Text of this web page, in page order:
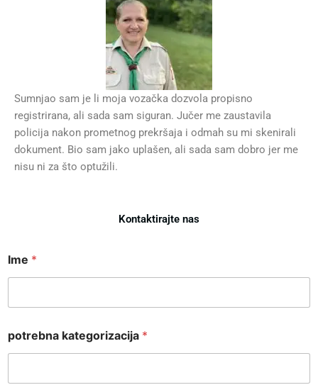
Sumnjao sam je li moja vozačka dozvola propisno
registrirana, ali sada sam siguran. Jučer me zaustavila
policija nakon prometnog prekršaja i odmah su mi skenirali
dokument. Bio sam jako uplašen, ali sada sam dobro jer me
nisu ni za što optužili.
Kontaktirajte nas
m
e
m
I
m
e
Ime *
potrebna kategorizacija *